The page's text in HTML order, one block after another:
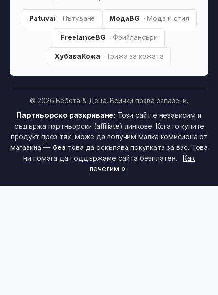
Patuvai · Пътуване МодаBG · Мода и стил
FreelanceBG · Фрийлансъри
ХубаваКожа · Грижа за кожата
© 2026 Бебета & Деца. Всички права запазени.
Партньорско разкриване: Този сайт е независим и
съдържа партньорски (affiliate) линкове. Когато купите
продукт през тях, може да получим малка комисиона от
магазина — без това да оскъпява покупката за вас. Това
ни помага да поддържаме сайта безплатен.
Как
печелим »